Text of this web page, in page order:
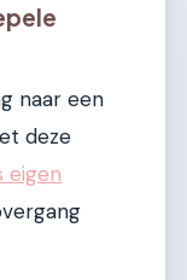
naar een
deze
eigen